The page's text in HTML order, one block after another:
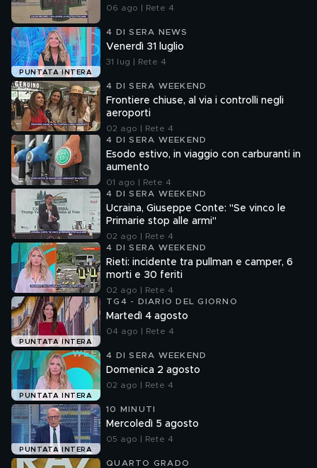
06 ago | Rete 4
PUNTATA INTERA
4 DI SERA NEWS
Venerdì 31 luglio
31 lug | Rete 4
4 DI SERA WEEKEND
Frontiere chiuse, al via i controlli negli
aeroporti
02 ago | Rete 4
4 DI SERA WEEKEND
Esodo estivo, in viaggio con carburanti in
aumento
01 ago | Rete 4
4 DI SERA WEEKEND
Ucraina, Giuseppe Conte: "Se vinco le
Primarie stop alle armi"
02 ago | Rete 4
4 DI SERA WEEKEND
Rieti: incidente tra pullman e camper, 6
morti e 30 feriti
02 ago | Rete 4
PUNTATA INTERA
TG4 - DIARIO DEL GIORNO
Martedì 4 agosto
04 ago | Rete 4
PUNTATA INTERA
4 DI SERA WEEKEND
Domenica 2 agosto
02 ago | Rete 4
PUNTATA INTERA
10 MINUTI
Mercoledì 5 agosto
05 ago | Rete 4
QUARTO GRADO